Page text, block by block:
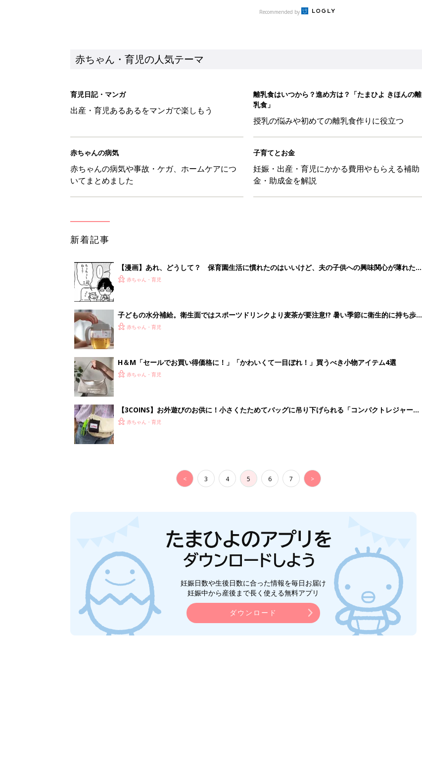
Recommended by
赤ちゃん・育児の人気テーマ
育児日記・マンガ
出産・育児あるあるをマンガで楽しもう
離乳食はいつから？進め方は？「たまひよ きほんの離
乳食」
授乳の悩みや初めての離乳食作りに役立つ
赤ちゃんの病気
赤ちゃんの病気や事故・ケガ、ホームケアにつ
いてまとめました
子育てとお金
妊娠・出産・育児にかかる費用やもらえる補助
金・助成金を解説
新着記事
【漫画】あれ、どうして？ 保育園生活に慣れたのはいいけど、夫の子供への興味関心が薄れた気
がする……！『ふうふう子育て ＃91』
赤ちゃん・育児
子どもの水分補給。衛生面ではスポーツドリンクより麦茶が要注意!? 暑い季節に衛生的に持ち歩
く3つのコツとは？【専門家監修】
赤ちゃん・育児
H＆М「セールでお買い得価格に！」「かわいくて一目ぼれ！」買うべき小物アイテム4選
赤ちゃん・育児
【3COINS】お外遊びのお供に！小さくたためてバッグに吊り下げられる「コンパクトレジャーシ
ート」
赤ちゃん・育児
< 3 4 5 6 7 >
妊娠日数や生後日数に合った情報を毎日お届け
妊娠中から産後まで長く使える無料アプリ
ダウンロード